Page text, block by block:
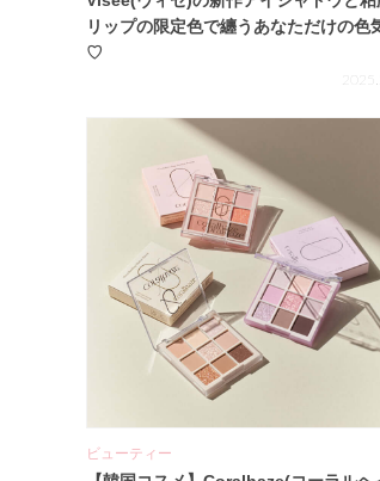
リップの限定色で纏うあなただけの色
♡
ビューティー